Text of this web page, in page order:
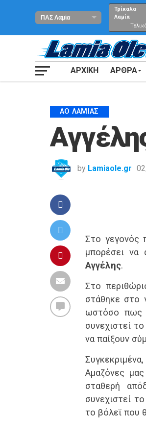
Τρίκαλα
Λαμία
ΑΡΧΙΚΗ ΑΡΘΡΑ
ΑΟ ΛΑΜΊΑΣ
by Lamiaole.gr
Στο γεγονός
μπορέσει να
Αγγέλης.
Στο
στάθηκε στο
ωστόσο πως
συνεχιστεί
να παίξουν
Αμαζόνες
σταθερή
συνεχιστεί
το βόλεϊ που